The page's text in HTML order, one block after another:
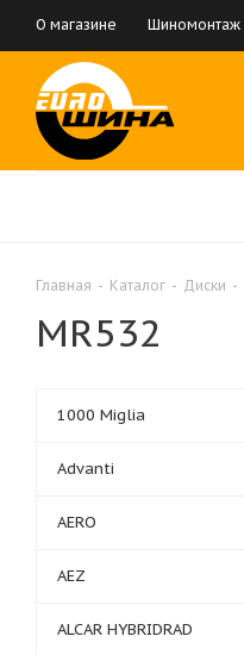
О магазине Шиномонтаж
Главная - Каталог - Диски -
MR532
1000 Miglia
Advanti
AERO
AEZ
ALCAR HYBRIDRAD